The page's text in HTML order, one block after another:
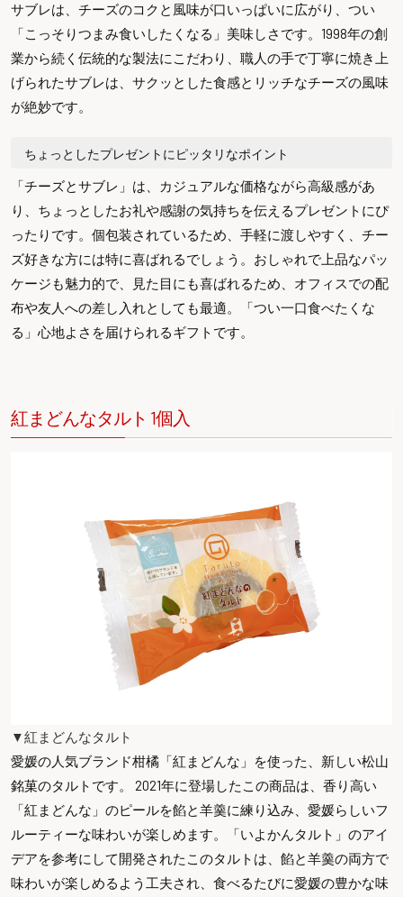
サブレは、チーズのコクと風味が口いっぱいに広がり、つい
「こっそりつまみ食いしたくなる」美味しさです。1998年の創
業から続く伝統的な製法にこだわり、職人の手で丁寧に焼き上
げられたサブレは、サクッとした食感とリッチなチーズの風味
が絶妙です。
ちょっとしたプレゼントにピッタリなポイント
「チーズとサブレ」は、カジュアルな価格ながら高級感があ
り、ちょっとしたお礼や感謝の気持ちを伝えるプレゼントにぴ
ったりです。個包装されているため、手軽に渡しやすく、チー
ズ好きな方には特に喜ばれるでしょう。おしゃれで上品なパッ
ケージも魅力的で、見た目にも喜ばれるため、オフィスでの配
布や友人への差し入れとしても最適。「つい一口食べたくな
る」心地よさを届けられるギフトです。
紅まどんなタルト 1個入
▼紅まどんなタルト
愛媛の人気ブランド柑橘「紅まどんな」を使った、新しい松山
銘菓のタルトです。 2021年に登場したこの商品は、香り高い
「紅まどんな」のピールを餡と羊羹に練り込み、愛媛らしいフ
ルーティーな味わいが楽しめます。「いよかんタルト」のアイ
デアを参考にして開発されたこのタルトは、餡と羊羹の両方で
味わいが楽しめるよう工夫され、食べるたびに愛媛の豊かな味